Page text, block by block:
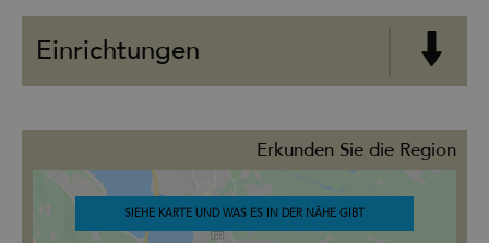
Einrichtungen
Erkunden Sie die Region
SIEHE KARTE UND WAS ES IN DER NÄHE GIBT